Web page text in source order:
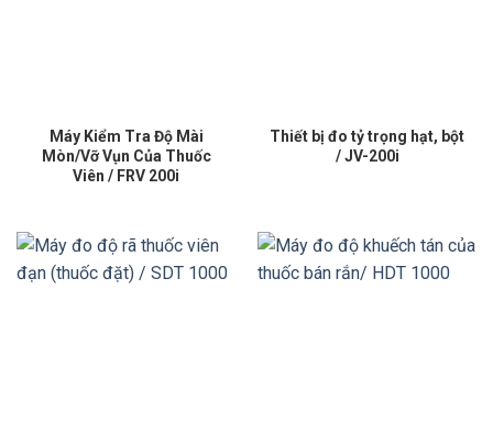
Máy Kiểm Tra Độ Mài
Mòn/Vỡ Vụn Của Thuốc
Viên / FRV 200i
Thiết bị đo tỷ trọng hạt, bột
/ JV-200i